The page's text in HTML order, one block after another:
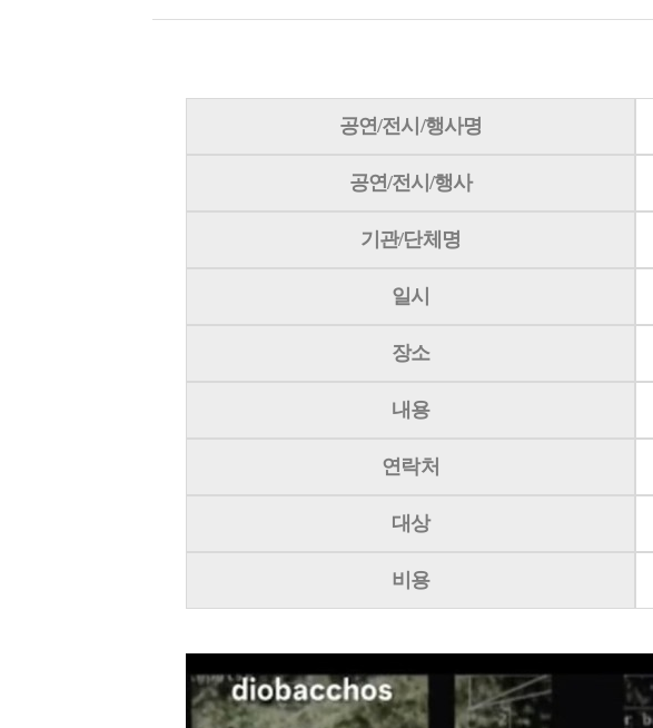
공연/전시/행사명
공연/전시/행사
기관/단체명
일시
장소
내용
연락처
대상
비용